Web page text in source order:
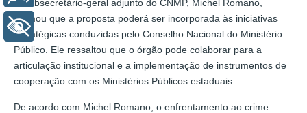
O subsecretário-geral adjunto do CNMP, Michel Romano,
afirmou que a proposta poderá ser incorporada às iniciativas
estratégicas conduzidas pelo Conselho Nacional do Ministério
Público. Ele ressaltou que o órgão pode colaborar para a
articulação institucional e a implementação de instrumentos de
cooperação com os Ministérios Públicos estaduais.
De acordo com Michel Romano, o enfrentamento ao crime
+ Acessibilidade